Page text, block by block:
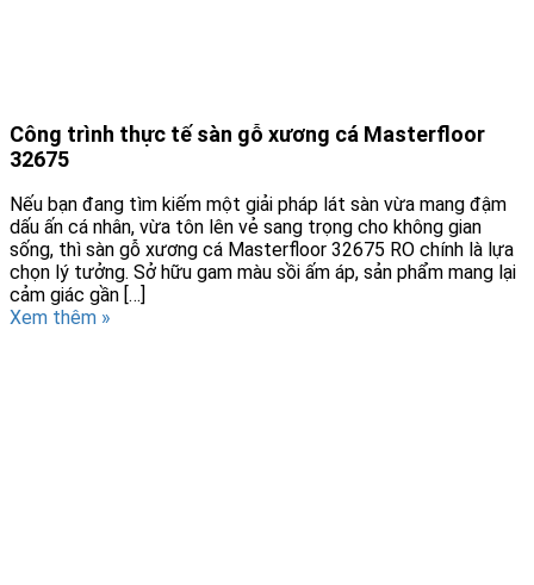
Công trình thực tế sàn gỗ xương cá Masterfloor
32675
Nếu bạn đang tìm kiếm một giải pháp lát sàn vừa mang đậm
dấu ấn cá nhân, vừa tôn lên vẻ sang trọng cho không gian
sống, thì sàn gỗ xương cá Masterfloor 32675 RO chính là lựa
chọn lý tưởng. Sở hữu gam màu sồi ấm áp, sản phẩm mang lại
cảm giác gần […]
Xem thêm »